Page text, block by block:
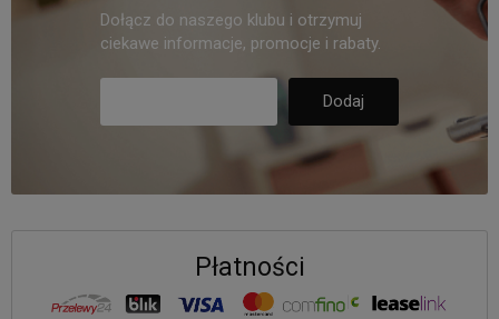
Dołącz do naszego klubu i otrzymuj
ciekawe informacje, promocje i rabaty.
Płatności